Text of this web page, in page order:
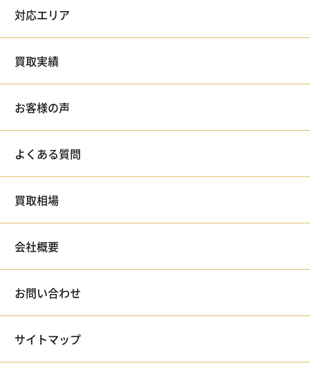
対応エリア
買取実績
お客様の声
よくある質問
買取相場
会社概要
お問い合わせ
サイトマップ